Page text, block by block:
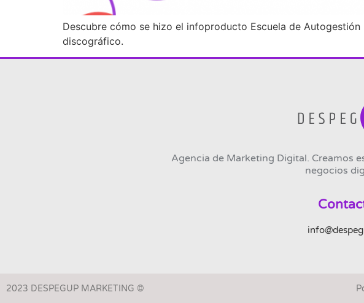
Descubre cómo se hizo el infoproducto Escuela de
discográfico.
Agencia de Marketing Digital. Creamos
negocios
2023 DESPEGUP MARKETING ©